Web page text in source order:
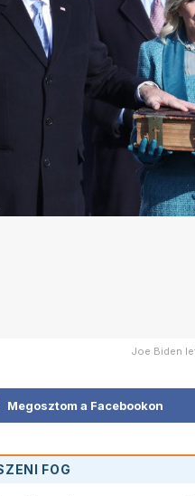
Joe Biden
Megosztom a Facebookon
FOG